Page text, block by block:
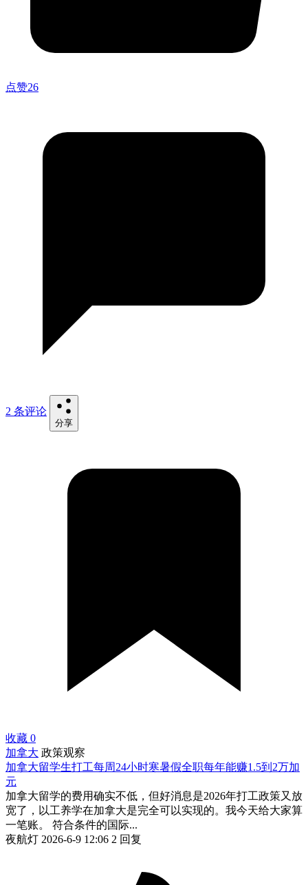
点赞26
2 条评论
分享
收藏 0
加拿大 政策观察
加拿大留学生打工每周24小时寒暑假全职每年能赚1.5到2万加
元
加拿大留学的费用确实不低，但好消息是2026年打工政策又放
宽了，以工养学在加拿大是完全可以实现的。我今天给大家算
一笔账。 符合条件的国际...
夜航灯 2026-6-9 12:06 2 回复